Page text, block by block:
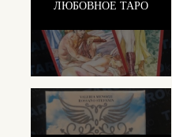
ЛЮБОВНОЕ ТАРО